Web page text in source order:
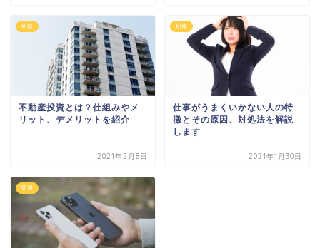
研修
不動産投資とは？仕組みやメ
リット、デメリットを紹介
2021年2月8日
研修
仕事がうまくいかない人の特
徴とその原因、対処法を解説
します
2021年1月30日
研修